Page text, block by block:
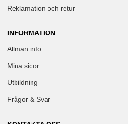
Reklamation och retur
INFORMATION
Allmän info
Mina sidor
Utbildning
Frågor & Svar